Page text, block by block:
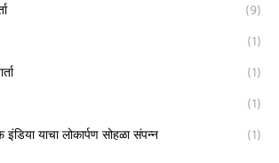
(9)
(1)
(1)
(1)
याचा लोकार्पण सोहळा संपन्न (1)